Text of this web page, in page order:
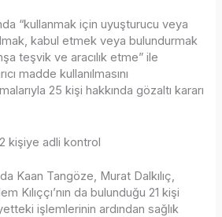
“kullanmak için uyuşturucu veya
kabul etmek veya bulundurmak
teşvik ve aracılık etme” ile
madde kullanılmasını
25 kişi hakkında gözaltı kararı
kişiye adli kontrol
Kaan Tangöze, Murat Dalkılıç,
Kılıççı’nın da bulunduğu 21 kişi
işlemlerinin ardından sağlık